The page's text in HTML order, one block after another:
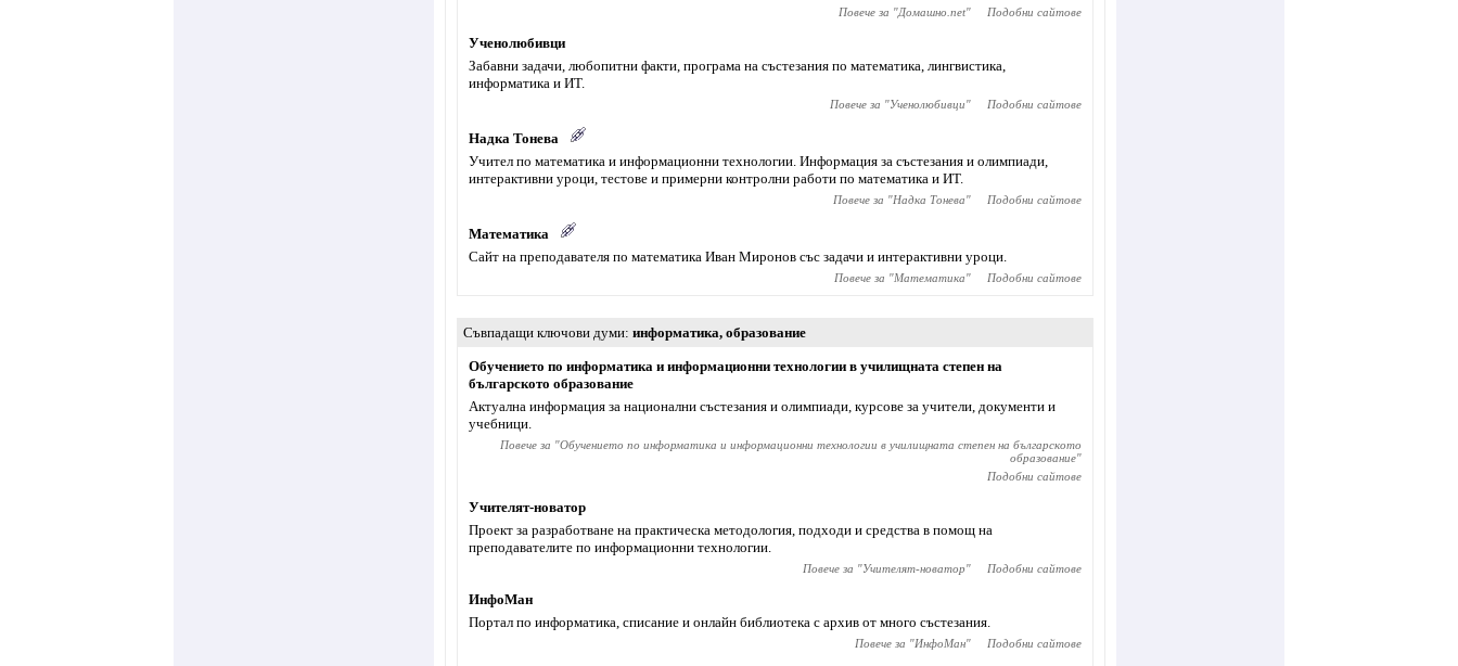
Повече за "Домашно.net" Подобни сайтове
Ученолюбивци
Забавни задачи, любопитни факти, програма на състезания по математика, лингвистика,
информатика и ИТ.
Повече за "Ученолюбивци" Подобни сайтове
Надка Тонева
Учител по математика и информационни технологии. Информация за състезания и олимпиади,
интерактивни уроци, тестове и примерни контролни работи по математика и ИТ.
Повече за "Надка Тонева" Подобни сайтове
Математика
Сайт на преподавателя по математика Иван Миронов със задачи и интерактивни уроци.
Повече за "Математика" Подобни сайтове
Съвпадащи ключови думи информатика, образование
Обучението по информатика и информационни технологии в училищната степен на
българското образование
Актуална информация за национални състезания и олимпиади, курсове за учители, документи и
учебници.
Повече за "Обучението по информатика и информационни технологии в училищната степен на българското
образование"
Подобни сайтове
Учителят-новатор
Проект за разработване на практическа методология, подходи и средства в помощ на
преподавателите по информационни технологии.
Повече за "Учителят-новатор" Подобни сайтове
ИнфоМан
Портал по информатика, списание и онлайн библиотека с архив от много състезания.
Повече за "ИнфоМан" Подобни сайтове